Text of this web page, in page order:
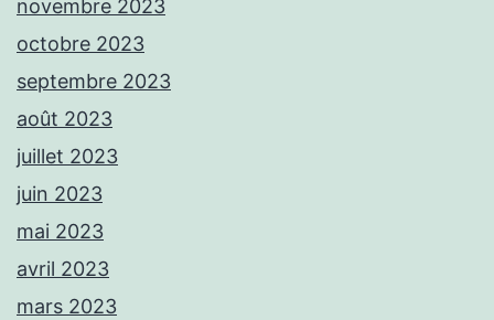
novembre 2023
octobre 2023
septembre 2023
août 2023
juillet 2023
juin 2023
mai 2023
avril 2023
mars 2023